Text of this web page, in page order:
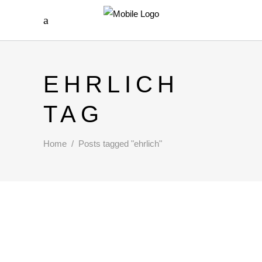
EHRLICH
TAG
Home / Posts tagged "ehrlich"